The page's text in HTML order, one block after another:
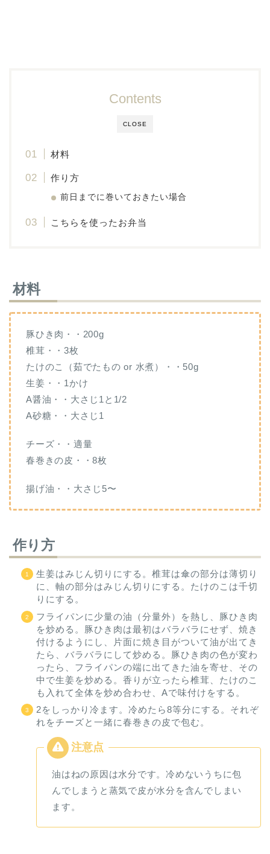
CLOSE
Contents
材料
作り方
前日までに巻いておきたい場合
こちらを使ったお弁当
材料
豚ひき肉・・200g
椎茸・・3枚
たけのこ（茹でたもの or 水煮）・・50g
生姜・・1かけ
A醤油・・大さじ1と1/2
A砂糖・・大さじ1
チーズ・・適量
春巻きの皮・・8枚
揚げ油・・大さじ5〜
作り方
生姜はみじん切りにする。椎茸は傘の部分は薄切り
に、軸の部分はみじん切りにする。たけのこは千切
りにする。
フライパンに少量の油（分量外）を熱し、豚ひき肉
を炒める。豚ひき肉は最初はバラバラにせず、焼き
付けるようにし、片面に焼き目がついて油が出てき
たら、バラバラにして炒める。豚ひき肉の色が変わ
ったら、フライパンの端に出てきた油を寄せ、その
中で生姜を炒める。香りが立ったら椎茸、たけのこ
も入れて全体を炒め合わせ、Aで味付けをする。
2をしっかり冷ます。冷めたら8等分にする。それぞ
れをチーズと一緒に春巻きの皮で包む。
油はねの原因は水分です。冷めないうちに包
んでしまうと蒸気で皮が水分を含んでしまい
ます。